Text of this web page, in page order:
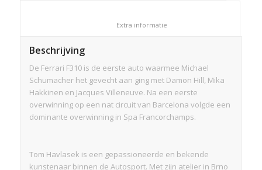
Beschrijving
De Ferrari F310 is de eerste auto waarmee Michael
Schumacher het gevecht aan ging met Damon Hill, Mika
Hakkinen en Jacques Villeneuve. Na een eerste
overwinning op een nat circuit van Barcelona volgde een
dominante overwinning in Spa Francorchamps.
Tom Havlasek is een gepassioneerde en bekende
kunstenaar binnen de Autosport. Met zijn atelier in Brno